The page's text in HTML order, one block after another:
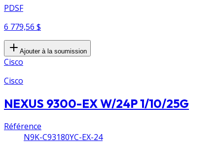
PDSF
6 779,56 $
Ajouter à la soumission
Cisco
Cisco
NEXUS 9300-EX W/24P 1/10/25G
Référence
N9K-C93180YC-EX-24